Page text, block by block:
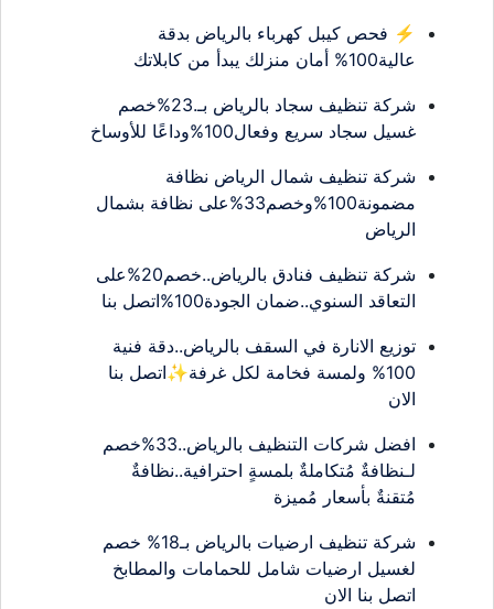
⚡ فحص كيبل كهرباء بالرياض بدقة
عالية100% أمان منزلك يبدأ من كابلاتك
شركة تنظيف سجاد بالرياض بـ.23%خصم
غسيل سجاد سريع وفعال100%وداعًا للأوساخ
شركة تنظيف شمال الرياض نظافة
مضمونة100%وخصم33%على نظافة بشمال
الرياض
شركة تنظيف فنادق بالرياض..خصم20%على
التعاقد السنوي..ضمان الجودة100%اتصل بنا
توزيع الانارة في السقف بالرياض..دقة فنية
100% ولمسة فخامة لكل غرفة✨اتصل بنا
الان
افضل شركات التنظيف بالرياض..33%خصم
لـنظافةٌ مُتكاملةٌ بلمسةٍ احترافية..نظافةٌ
مُتقنةٌ بأسعار مُميزة
شركة تنظيف ارضيات بالرياض بـ18% خصم
لغسيل ارضيات شامل للحمامات والمطابخ
اتصل بنا الان